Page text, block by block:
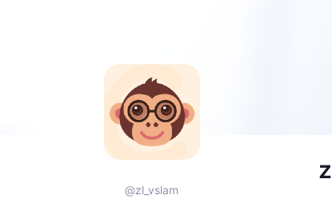
@zl_vslam